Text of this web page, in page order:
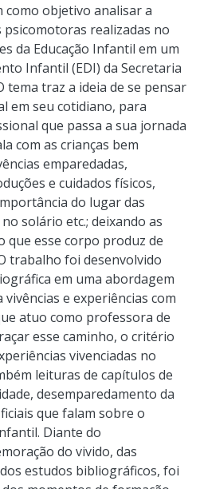
objetivo analisar a
realizadas no
da Educação Infantil em um
Infantil (EDI) da Secretaria
tema traz a ideia de se pensar
em seu cotidiano, para
que passa a sua jornada
com as crianças bem
emparedadas,
e cuidados físicos,
do lugar das
solário etc.; deixando as
que esse corpo produz de
trabalho foi desenvolvido
em uma abordagem
e experiências com
atuo como professora de
esse caminho, o critério
vivenciadas no
leituras de capítulos de
desemparedamento da
que falam sobre o
Diante do
do vivido, das
estudos bibliográficos, foi